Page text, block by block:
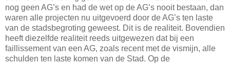
nog geen AG’s en had de wet op de AG’s nooit bestaan, dan
waren alle projecten nu uitgevoerd door de AG’s ten laste
van de stadsbegroting geweest. Dit is de realiteit. Bovendien
heeft diezelfde realiteit reeds uitgewezen dat bij een
faillissement van een AG, zoals recent met de vismijn, alle
schulden ten laste komen van de Stad. Op de